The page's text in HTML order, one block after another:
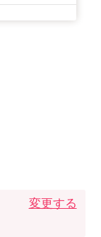
変更する